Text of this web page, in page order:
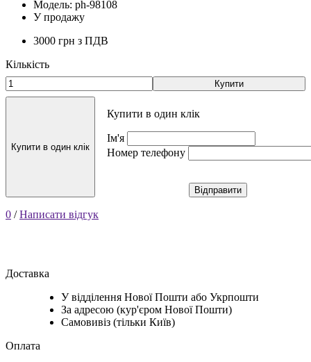
Модель: ph-98108
У продажу
3000 грн з ПДВ
Кількість
Купити
Купити в один клік
Купити в один клік
Ім'я
Номер телефону
Відправити
0 /Написати відгук
Доставка
У відділення Нової Пошти або Укрпошти
За адресою (кур'єром Нової Пошти)
Самовивіз (тільки Київ)
Оплата